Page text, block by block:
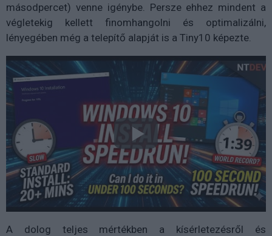
másodpercet) venne igénybe. Persze ehhez mindent a
végletekig kellett finomhangolni és optimalizálni,
lényegében még a telepítő alapját is a Tiny10 képezte.
A dolog teljes mértékben a kísérletezésről és